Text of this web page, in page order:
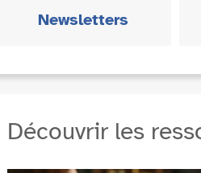
Newsletters
Découvrir les